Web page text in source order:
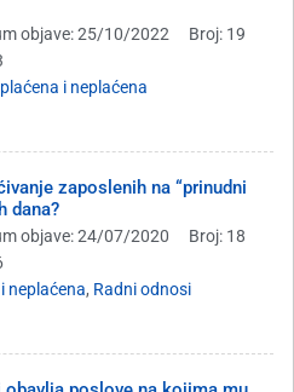
objave: 25/10/2022
Broj: 19
i neplaćena
zaposlenih na “prinudni
dana?
objave: 24/07/2020
Broj: 18
neplaćena, Radni odnosi